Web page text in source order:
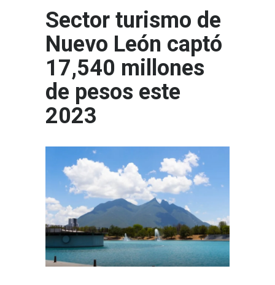
Sector turismo de
Nuevo León captó
17,540 millones
de pesos este
2023